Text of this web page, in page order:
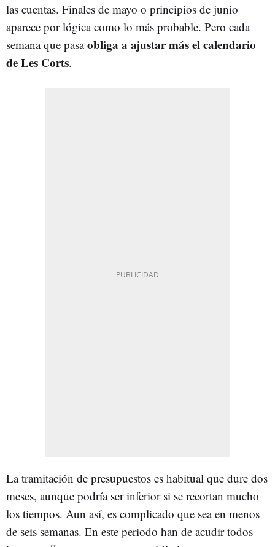
las cuentas. Finales de mayo o principios de junio
aparece por lógica como lo más probable. Pero cada
semana que pasaobliga a ajustar más el calendario
de Les Corts.
La tramitación de presupuestos es habitual que dure dos
meses, aunque podría ser inferior si se recortan mucho
los tiempos. Aun así, es complicado que sea en menos
de seis semanas. En este periodo han de acudir todos